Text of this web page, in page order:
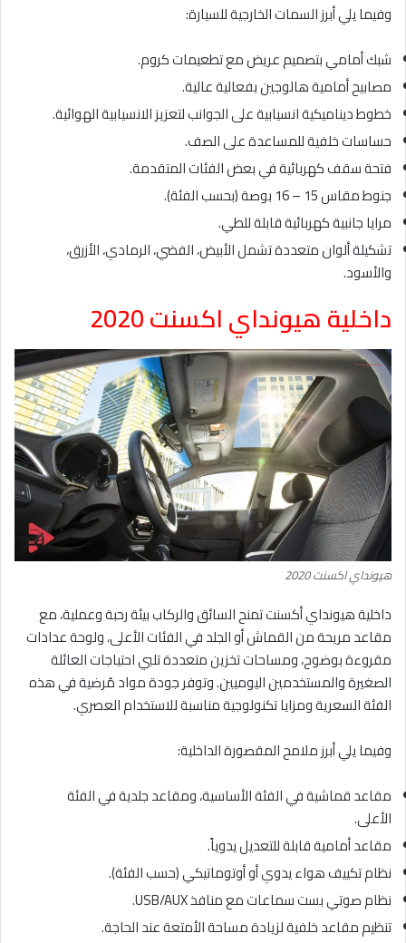
وفيما يلي أبرز السمات الخارجية للسيارة:
شبك أمامي بتصميم عريض مع تطعيمات كروم.
مصابيح أمامية هالوجين بفعالية عالية.
خطوط ديناميكية انسيابية على الجوانب لتعزيز الانسيابية الهوائية.
حساسات خلفية للمساعدة على الصف.
فتحة سقف كهربائية في بعض الفئات المتقدمة.
جنوط مقاس 15 – 16 بوصة (بحسب الفئة).
مرايا جانبية كهربائية قابلة للطي.
تشكيلة ألوان متعددة تشمل الأبيض، الفضي، الرمادي، الأزرق،
والأسود.
داخلية هيونداي اكسنت 2020
هيونداي اكسنت 2020
داخلية هيونداي أكسنت تمنح السائق والركاب بيئة رحبة وعملية، مع
مقاعد مريحة من القماش أو الجلد في الفئات الأعلى، ولوحة عدادات
مقروءة بوضوح، ومساحات تخزين متعددة تلبي احتياجات العائلة
الصغيرة والمستخدمين اليوميين. وتوفر جودة مواد مُرضية في هذه
الفئة السعرية ومزايا تكنولوجية مناسبة للاستخدام العصري.
وفيما يلي أبرز ملامح المقصورة الداخلية:
مقاعد قماشية في الفئة الأساسية، ومقاعد جلدية في الفئة
الأعلى.
مقاعد أمامية قابلة للتعديل يدوياً.
نظام تكييف هواء يدوي أو أوتوماتيكي (حسب الفئة).
نظام صوتي بست سماعات مع منافذ USB/AUX.
تنظيم مقاعد خلفية لزيادة مساحة الأمتعة عند الحاجة.